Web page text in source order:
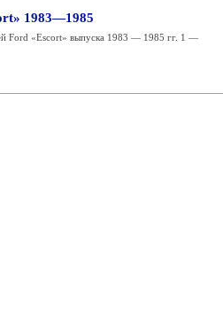
1983—1985
Ford «Escort» выпуска 1983 — 1985 гг. 1 —